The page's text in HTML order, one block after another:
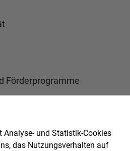
Förderprogramme
den Klimaschutz bei der
Analyse- und Statistik-Cookies
das Nutzungsverhalten auf